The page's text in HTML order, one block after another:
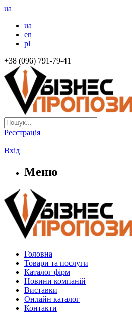
ua
ua
en
pl
+38 (096) 791-79-41
Реєстрація
|
Вхід
Меню
Головна
Товари та послуги
Каталог фірм
Новини компаній
Виставки
Онлайн каталог
Контакти